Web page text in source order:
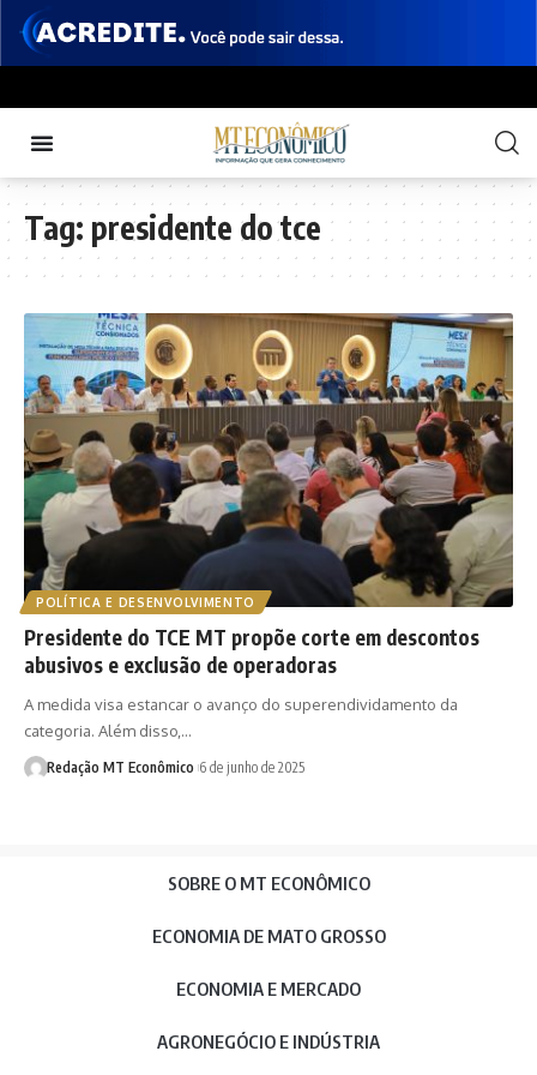
Tag: presidente do tce
POLÍTICA E DESENVOLVIMENTO
Presidente do TCE MT propõe corte em descontos
abusivos e exclusão de operadoras
A medida visa estancar o avanço do superendividamento da
categoria. Além disso,…
Redação MT Econômico 6 de junho de 2025
SOBRE O MT ECONÔMICO
ECONOMIA DE MATO GROSSO
ECONOMIA E MERCADO
AGRONEGÓCIO E INDÚSTRIA